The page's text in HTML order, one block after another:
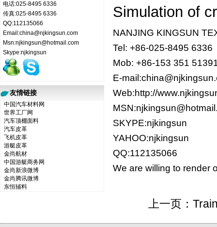
电话:025-8495 6336
传真:025-8495 6336
QQ:112135066
Email:china@njkingsun.com
Msn:njkingsun@hotmail.com
Skype:njkingsun
友情链接
中国汽车材料网
世界工厂网
汽车顶棚面料
汽车皮革
飞机皮革
游艇皮革
金尚航材
中国游艇商务网
金尚新浪微博
金尚腾讯微博
东恒辅料
Simulation of
NANJING KINGSUN
Tel: +86-025-8495 6336
Mob: +86-153 351
E-
Web:http://
SKYPE:njkingsun
YAHOO:njkingsun
QQ:112135066
We are willing to render
上一页：